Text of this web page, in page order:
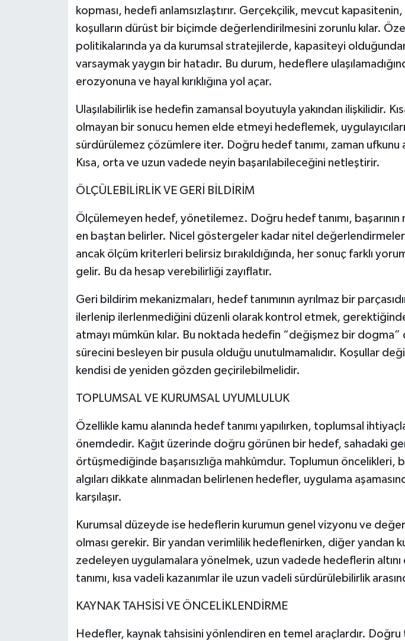
kopması, hedefi anlamsızlaştırır. Gerçekçilik, mevcut kapasitenin,
koşulların dürüst bir biçimde değerlendirilmesini zorunlu kılar.
politikalarında ya da kurumsal stratejilerde, kapasiteyi
varsaymak yaygın bir hatadır. Bu durum, hedeflere
erozyonuna ve hayal kırıklığına yol açar.
Ulaşılabilirlik ise hedefin zamansal boyutuyla yakından ilişkilidir.
olmayan bir sonucu hemen elde etmeyi hedeflemek,
sürdürülemez çözümlere iter. Doğru hedef tanımı, zaman ufkunu
Kısa, orta ve uzun vadede neyin başarılabileceğini netleştirir.
ÖLÇÜLEBİLİRLİK VE GERİ BİLDİRİM
Ölçülemeyen hedef, yönetilemez. Doğru hedef tanımı, başarının
en baştan belirler. Nicel göstergeler kadar nitel
ancak ölçüm kriterleri belirsiz bırakıldığında, her sonuç farklı
gelir. Bu da hesap verebilirliği zayıflatır.
Geri bildirim mekanizmaları, hedef tanımının ayrılmaz bir
ilerlenip ilerlenmediğini düzenli olarak kontrol etmek,
atmayı mümkün kılar. Bu noktada hedefin “değişmez bir
sürecini besleyen bir pusula olduğu unutulmamalıdır. Koşullar
kendisi de yeniden gözden geçirilebilmelidir.
TOPLUMSAL VE KURUMSAL UYUMLULUK
Özellikle kamu alanında hedef tanımı yapılırken, toplumsal
önemdedir. Kağıt üzerinde doğru görünen bir hedef, sahadaki
örtüşmediğinde başarısızlığa mahkûmdur. Toplumun öncelikleri,
algıları dikkate alınmadan belirlenen hedefler, uygulama
karşılaşır.
Kurumsal düzeyde ise hedeflerin kurumun genel vizyonu ve
olması gerekir. Bir yandan verimlilik hedeflenirken, diğer yandan
zedeleyen uygulamalara yönelmek, uzun vadede hedeflerin
tanımı, kısa vadeli kazanımlar ile uzun vadeli sürdürülebilirlik
KAYNAK TAHSİSİ VE ÖNCELİKLENDİRME
Hedefler, kaynak tahsisini yönlendiren en temel araçlardır. Doğru